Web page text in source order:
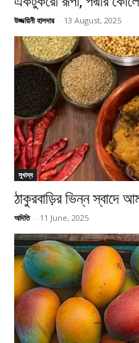
উজ্জয়িনী হালদার - 13 August, 2025
সুখাদ্য
ঠাকুরবাড়ির ভিন্ন স্বাদে
অদিতি - 11 June, 2025